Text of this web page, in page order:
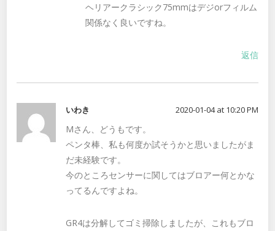
ヘリアークラシック75mmはデジorフィルム
関係なく良いですね。
返信
いわき 2020-01-04 at 10:20 PM
Mさん、どうもです。
ペンタ棒、私も何度か試そうかと思いましたがま
だ未経験です。
今のところセンサーに関してはブロアー何とかな
ってるんですよね。
GR4は分解してゴミ掃除しましたが、これもブロ